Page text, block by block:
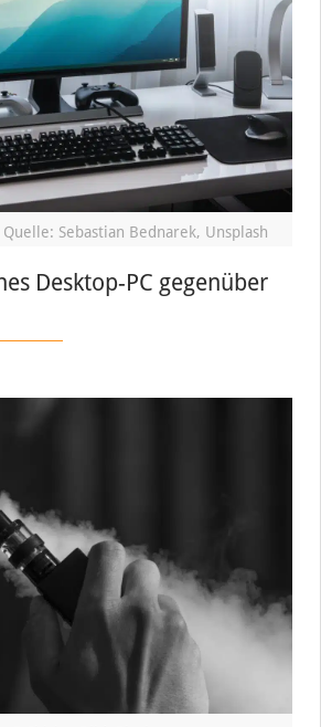
Quelle: Sebastian Bednarek, Unsplash
Desktop-PC gegenüber